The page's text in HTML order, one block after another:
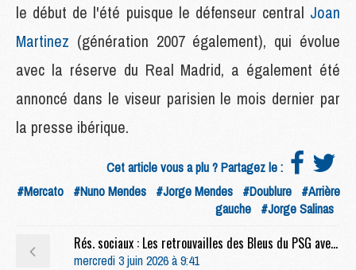
le début de l'été puisque le défenseur central Joan
Martinez (génération 2007 également), qui évolue
avec la réserve du Real Madrid, a également été
annoncé dans le viseur parisien le mois dernier par
la presse ibérique.
Cet article vous a plu ? Partagez le :
#Mercato #Nuno Mendes #Jorge Mendes #Doublure #Arrière
gauche #Jorge Salinas
Rés. sociaux : Les retrouvailles des Bleus du PSG avec Deschamps et Mbappé
mercredi 3 juin 2026 à 9:41